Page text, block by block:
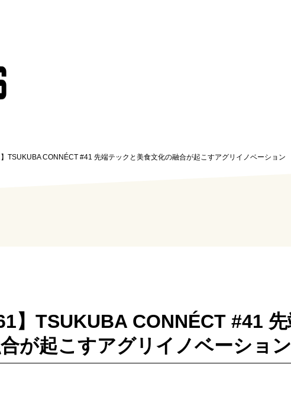
】TSUKUBA CONNÉCT #41 先端テックと美食文化の融合が起こすアグリイノベーション
】TSUKUBA CONNÉCT #41
が起こすアグリイノベーション